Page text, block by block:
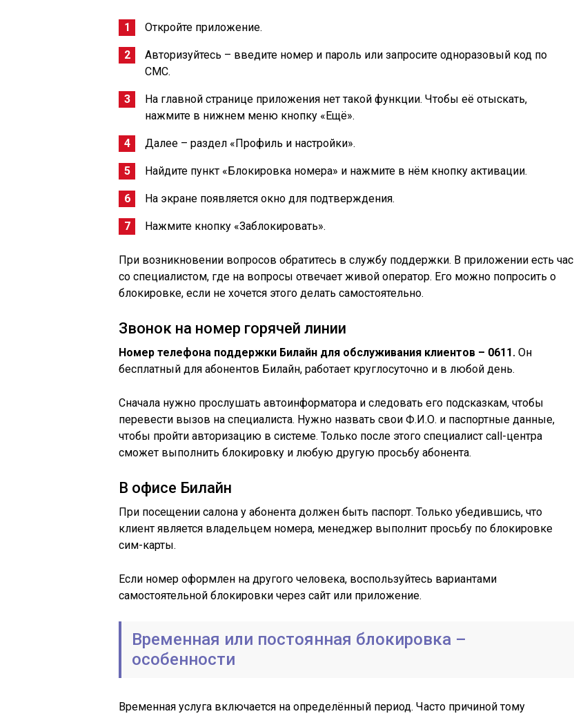
Откройте приложение.
Авторизуйтесь – введите номер и пароль или запросите одноразовый код по
СМС.
На главной странице приложения нет такой функции. Чтобы её отыскать,
нажмите в нижнем меню кнопку «Ещё».
Далее – раздел «Профиль и настройки».
Найдите пункт «Блокировка номера» и нажмите в нём кнопку активации.
На экране появляется окно для подтверждения.
Нажмите кнопку «Заблокировать».
При возникновении вопросов обратитесь в службу поддержки. В приложении есть час
со специалистом, где на вопросы отвечает живой оператор. Его можно попросить о
блокировке, если не хочется этого делать самостоятельно.
Звонок на номер горячей линии
Номер телефона поддержки Билайн для обслуживания клиентов – 0611. Он
бесплатный для абонентов Билайн, работает круглосуточно и в любой день.
Сначала нужно прослушать автоинформатора и следовать его подсказкам, чтобы
перевести вызов на специалиста. Нужно назвать свои Ф.И.О. и паспортные данные,
чтобы пройти авторизацию в системе. Только после этого специалист call-центра
сможет выполнить блокировку и любую другую просьбу абонента.
В офисе Билайн
При посещении салона у абонента должен быть паспорт. Только убедившись, что
клиент является владельцем номера, менеджер выполнит просьбу по блокировке
сим-карты.
Если номер оформлен на другого человека, воспользуйтесь вариантами
самостоятельной блокировки через сайт или приложение.
Временная или постоянная блокировка –
особенности
Временная услуга включается на определённый период. Часто причиной тому